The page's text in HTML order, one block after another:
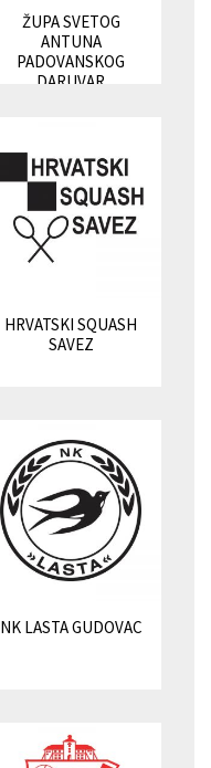
ŽUPA SVETOG
ANTUNA
PADOVANSKOG
DARUVAR
HRVATSKI SQUASH
SAVEZ
NK LASTA GUDOVAC